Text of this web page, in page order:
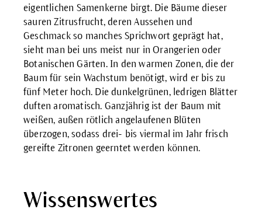
eigentlichen Samenkerne birgt. Die Bäume dieser
sauren Zitrusfrucht, deren Aussehen und
Geschmack so manches Sprichwort geprägt hat,
sieht man bei uns meist nur in Orangerien oder
Botanischen Gärten. In den warmen Zonen, die der
Baum für sein Wachstum benötigt, wird er bis zu
fünf Meter hoch. Die dunkelgrünen, ledrigen Blätter
duften aromatisch. Ganzjährig ist der Baum mit
weißen, außen rötlich angelaufenen Blüten
überzogen, sodass drei- bis viermal im Jahr frisch
gereifte Zitronen geerntet werden können.
Wissenswertes